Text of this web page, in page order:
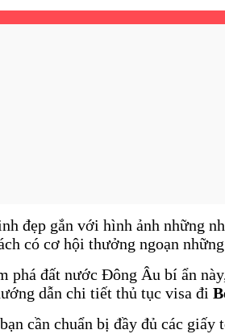
đẹp gắn với hình ảnh những
có cơ hội thưởng ngoạn
phá đất nước Đông Âu bí ẩn
dẫn chi tiết thủ tục visa đi
cần chuẩn bị đầy đủ các giấy